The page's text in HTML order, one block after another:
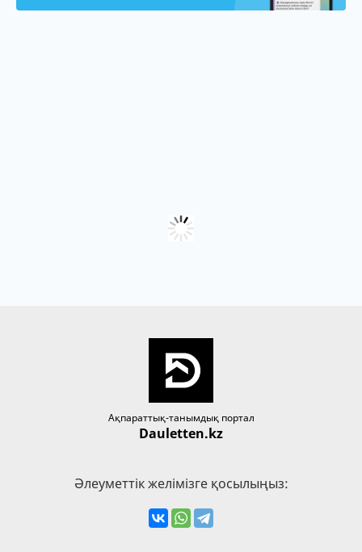
Ақпараттық-танымдық портал
Dauletten.kz
Әлеуметтік желімізге қосылыңыз: